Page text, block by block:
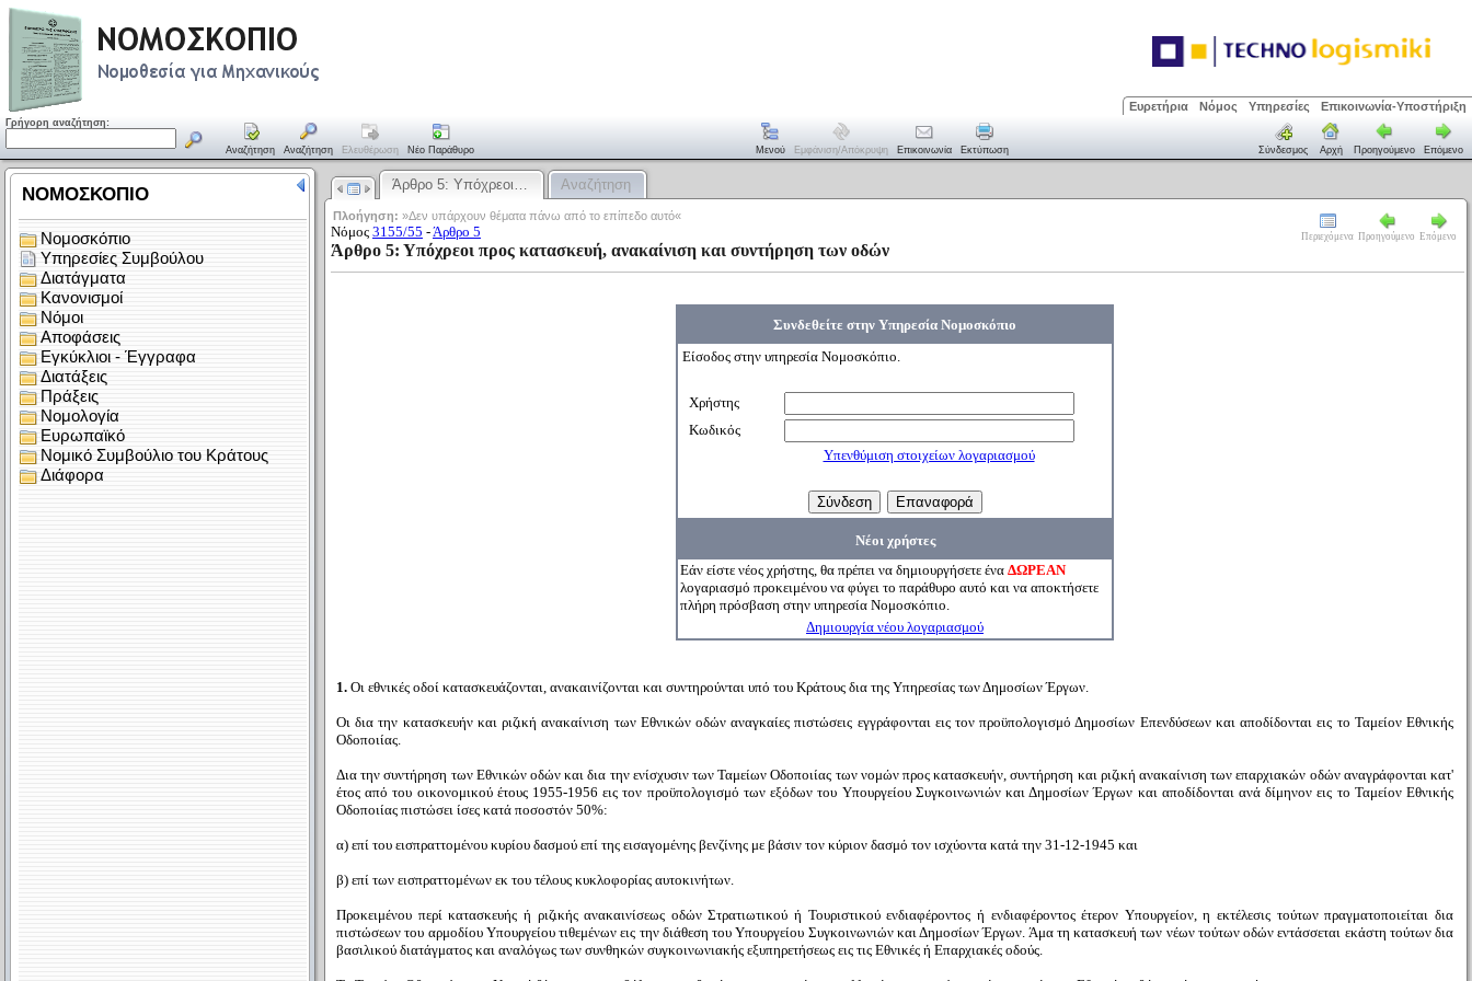
Ευρετήρια Νόμος Υπηρεσίες Επικοινωνία-Υποστήριξη
Γρήγορη αναζήτηση:
Αναζήτηση Αναζήτηση Ελευθέρωση Νέο Παράθυρο Μενού Εμφάνιση/απόκρυψη Επικοινωνία Εκτύπωση Σύνδεσμος Αρχή Προηγούμενο Επόμενο
Άρθρο 5: Υπόχρεοι… Αναζήτηση